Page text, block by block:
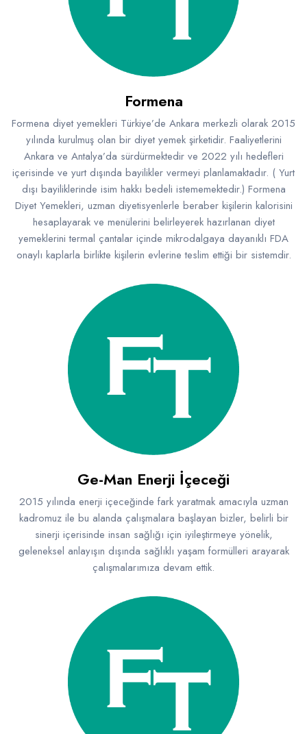
Formena
Formena diyet yemekleri Türkiye’de Ankara merkezli olarak 2015
yılında kurulmuş olan bir diyet yemek şirketidir. Faaliyetlerini
Ankara ve Antalya’da sürdürmektedir ve 2022 yılı hedefleri
içerisinde ve yurt dışında bayilikler vermeyi planlamaktadır. ( Yurt
dışı bayiliklerinde isim hakkı bedeli istememektedir.) Formena
Diyet Yemekleri, uzman diyetisyenlerle beraber kişilerin kalorisini
hesaplayarak ve menülerini belirleyerek hazırlanan diyet
yemeklerini termal çantalar içinde mikrodalgaya dayanıklı FDA
onaylı kaplarla birlikte kişilerin evlerine teslim ettiği bir sistemdir.
Ge-Man Enerji İçeceği
2015 yılında enerji içeceğinde fark yaratmak amacıyla uzman
kadromuz ile bu alanda çalışmalara başlayan bizler, belirli bir
sinerji içerisinde insan sağlığı için iyileştirmeye yönelik,
geleneksel anlayışın dışında sağlıklı yaşam formülleri arayarak
çalışmalarımıza devam ettik.